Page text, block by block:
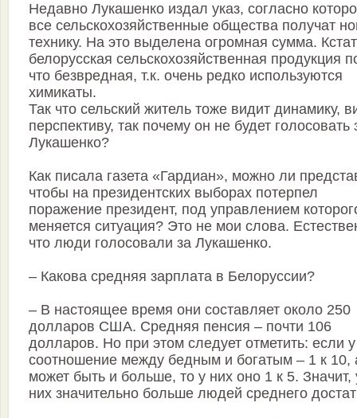
Недавно Лукашенко издал указ, согласно
все сельскохозяйственные общества получат
технику. На это выделена огромная сумма.
белорусская сельскохозяйственная продукция
что безвредная, т.к. очень редко используются
химикаты.
Так что сельский житель тоже видит динамику,
перспективу, так почему он не будет голосовать
Лукашенко?
Как писала газета «Гардиан», можно ли
чтобы на президентских выборах потерпел
поражение президент, под управлением
меняется ситуация? Это не мои слова.
что люди голосовали за Лукашенко.
– Какова средняя зарплата в Белоруссии?
– В настоящее время они составляет около 250
долларов США. Средняя пенсия – почти 106
долларов. Но при этом следует отметить: если
соотношение между бедным и богатым – 1 к 10,
может быть и больше, то у них оно 1 к 5. Значит,
них значительно больше людей среднего